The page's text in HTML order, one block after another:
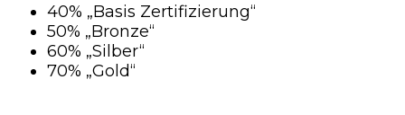
40% „Basis Zertifizierung“
50% „Bronze“
60% „Silber“
70% „Gold“